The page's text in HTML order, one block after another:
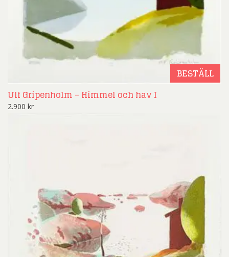
BESTÄLL
Ulf Gripenholm – Himmel och hav I
2.900 kr